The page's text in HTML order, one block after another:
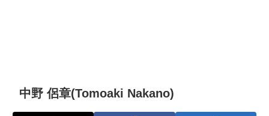
中野 侶章(Tomoaki Nakano)